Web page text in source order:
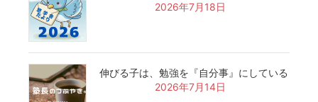
2026年7月18日
伸びる子は、勉強を『自分事』にしている
2026年7月14日